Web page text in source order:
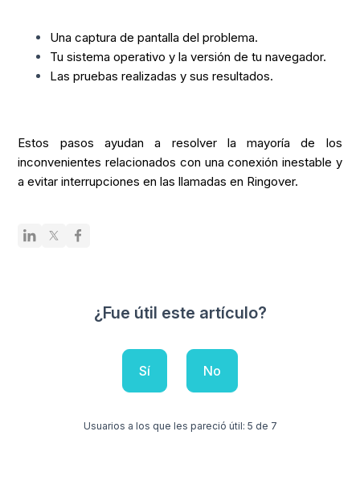
Una captura de pantalla del problema.
Tu sistema operativo y la versión de tu navegador.
Las pruebas realizadas y sus resultados.
Estos pasos ayudan a resolver la mayoría de los
inconvenientes relacionados con una conexión inestable y
a evitar interrupciones en las llamadas en Ringover.
¿Fue útil este artículo?
Sí No
Usuarios a los que les pareció útil: 5 de 7